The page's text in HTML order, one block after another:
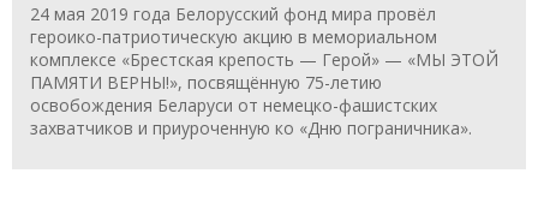
24 мая 2019 года Белорусский фонд мира провёл
героико-патриотическую акцию в мемориальном
комплексе «Брестская крепость — Герой» — «МЫ ЭТОЙ
ПАМЯТИ ВЕРНЫ!», посвящённую 75-летию
освобождения Беларуси от немецко-фашистских
захватчиков и приуроченную ко «Дню пограничника».